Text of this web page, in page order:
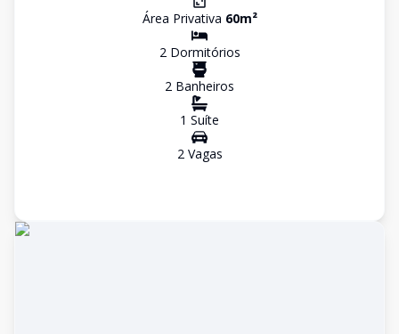
Área Privativa 60m²
2Dormitórios
2 Banheiros
1 Suíte
2Vagas